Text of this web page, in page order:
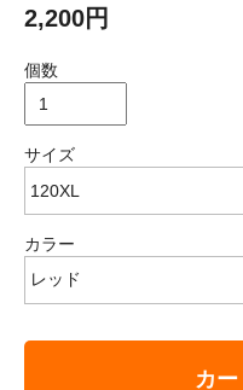
2,200円
個数
サイズ
カラー
カ